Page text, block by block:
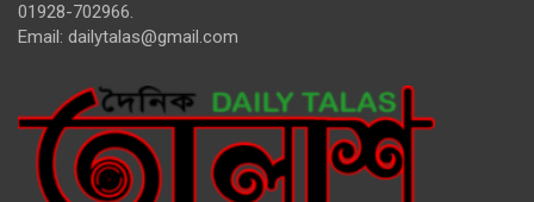
01928-702966.
Email: dailytalas@gmail.com